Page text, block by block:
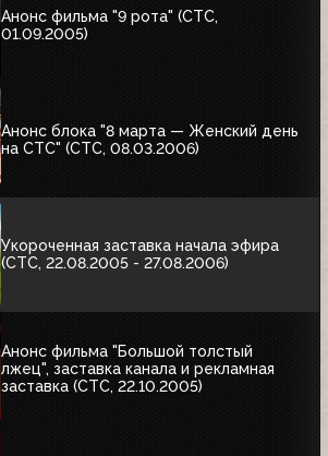
Анонс фильма "9 рота" (СТС,
01.09.2005)
Анонс блока "8 марта — Женский день
на СТС" (СТС, 08.03.2006)
Укороченная заставка начала эфира
(СТС, 22.08.2005 - 27.08.2006)
Анонс фильма "Большой толстый
лжец", заставка канала и рекламная
заставка (СТС, 22.10.2005)